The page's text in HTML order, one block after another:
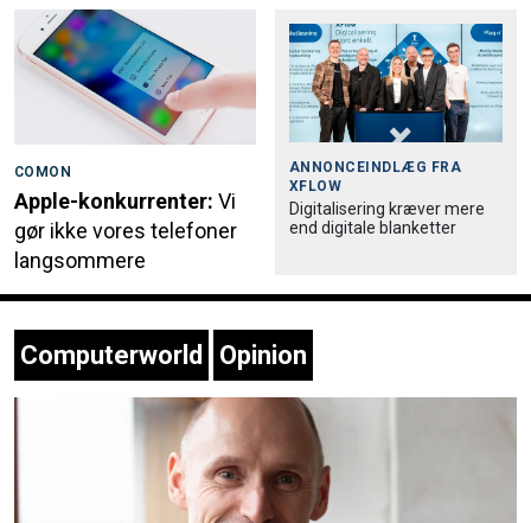
COMON
Apple-konkurrenter: Vi
gør ikke vores telefoner
langsommere
ANNONCEINDLÆG FRA
XFLOW
Digitalisering kræver mere
end digitale blanketter
Computerworld Opinion